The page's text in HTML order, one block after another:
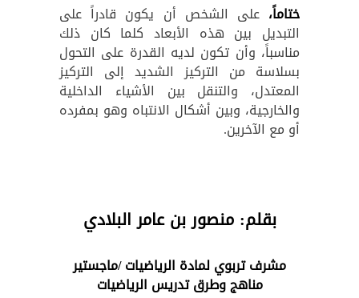
ختاماً، على الشخص أن يكون قادراً على
التبديل بين هذه الأبعاد كلما كان ذلك
مناسباً، وأن تكون لديه القدرة على التحول
بسلاسة من التركيز الشديد إلى التركيز
المعتدل، والتنقل بين الأشياء الداخلية
والخارجية، وبين أشكال الانتباه وهو بمفرده
أو مع الآخرين.
بقلم: منصور بن عامر البلادي
مشرف تربوي لمادة الرياضيات /ماجستير
مناهج وطرق تدريس الرياضيات